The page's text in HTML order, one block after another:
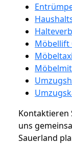
Möbellift
Möbeltaxi
Kontaktieren
uns
Sauerland